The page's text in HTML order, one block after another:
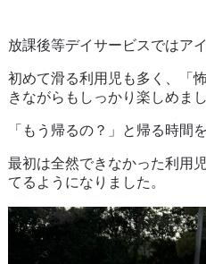
放課後等デイサービスではア
初めて滑る利用児も多く、「
きながらもしっかり楽しめまし
「もう帰るの？」と帰る時間
最初は全然できなかった利用
てるようになりました。